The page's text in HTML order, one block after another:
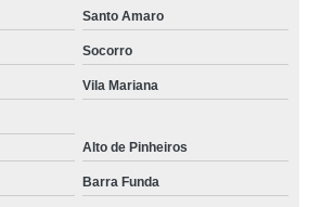
Santo Amaro
Socorro
Vila Mariana
Alto de Pinheiros
Barra Funda